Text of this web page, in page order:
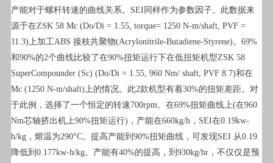
产能对于螺杆转速的曲线关系。SEI同样作为参数因子。此数据来
源于在ZSK 58 Mc (Do/Di = 1.55, torque= 1250 N-m/shaft, PVF =
11.3)上加工ABS 接枝共聚物(Acrylonitrile-Butadiene-Styrene)。69%
和90%的2个曲线比较了在90%扭矩运行下在低扭矩机型ZSK 58
SuperCompounder (Sc) (Do/Di = 1.55, 960 Nm/ shaft, PVF 8.7)和在
Mc (1250 N-m/shaft)上的情况。此2款机型有着30%的扭矩差距。对
于此例，选择了一个恒定的转速700rpm。在69%扭矩曲线上(在960
Nm芯轴挤出机上90%扭矩运行)，产能在660kg/h，SEI在0.19kw-
h/kg，熔温为290°C。提高产能到90%扭矩曲线，可发现SEI 从0.19
降低到0.177kw-h/kg。产能有40%的提高，到930kg/hr，不仅仅是预